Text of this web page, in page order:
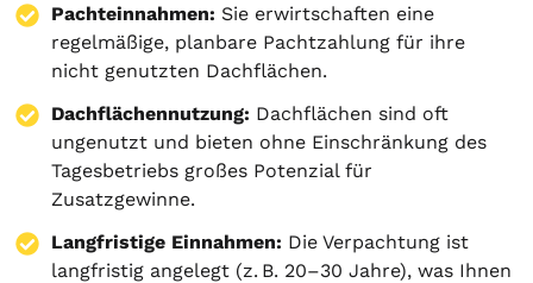
Pachteinnahmen: Sie erwirtschaften eine
regelmäßige, planbare Pachtzahlung für ihre
nicht genutzten Dachflächen.
Dachflächennutzung: Dachflächen sind oft
ungenutzt und bieten ohne Einschränkung des
Tagesbetriebs großes Potenzial für
Zusatzgewinne.
Langfristige Einnahmen: Die Verpachtung ist
langfristig angelegt (z. B. 20–30 Jahre), was Ihnen